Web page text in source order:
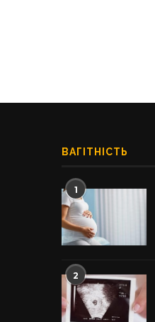
ВАГІТНІСТЬ
1
2